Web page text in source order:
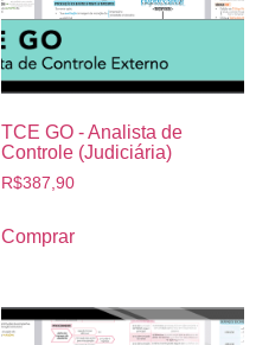
TCE GO - Analista de
Controle (Judiciária)
R$387,90
Comprar